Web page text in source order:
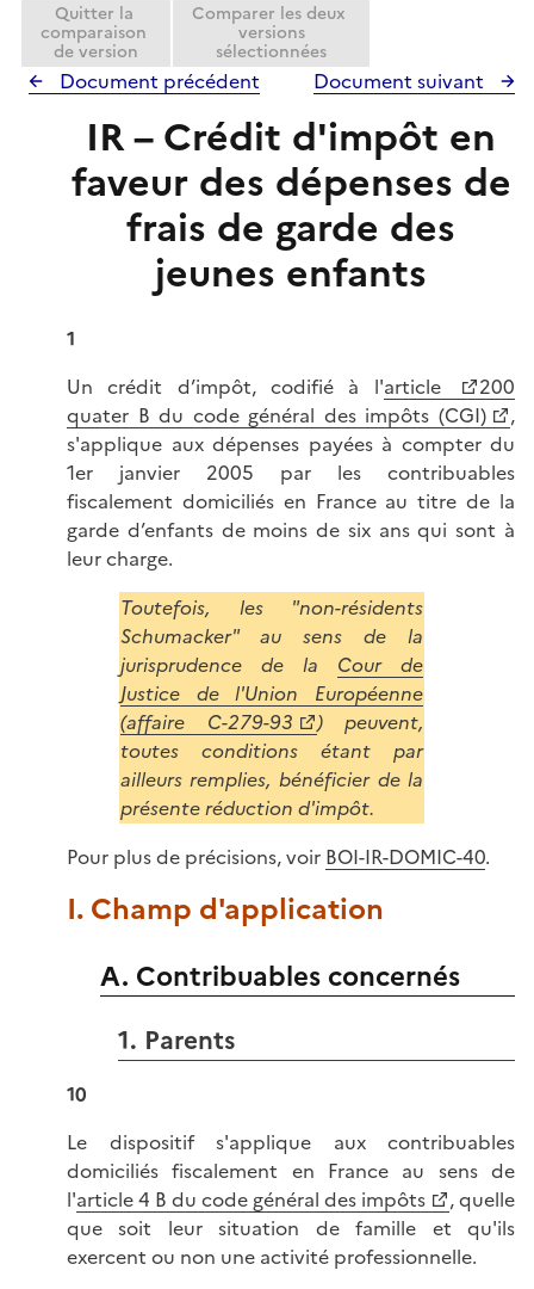
Quitter la
comparaison
de version
Comparer les deux
versions
sélectionnées
Document précédent Document suivant
IR – Crédit d'impôt en
faveur des dépenses de
frais de garde des
jeunes enfants
1
Un crédit d’impôt, codifié à l'article
200
quater B du code général des impôts (CGI)
,
s'applique aux dépenses payées à compter du
1er janvier 2005 par les contribuables
fiscalement domiciliés en France au titre de la
garde d’enfants de moins de six ans qui sont à
leur charge.
Toutefois, les "non-résidents
Schumacker" au sens de la
jurisprudence de la Cour de
Justice de l'Union Européenne
(affaire C-279-93
) peuvent,
toutes conditions étant par
ailleurs remplies, bénéficier de la
présente réduction d'impôt.
Pour plus de précisions, voir BOI-IR-DOMIC-40.
I. Champ d'application
A. Contribuables concernés
1. Parents
10
Le dispositif s'applique aux contribuables
domiciliés fiscalement en France au sens de
l'article 4 B du code général des impôts
, quelle
que soit leur situation de famille et qu'ils
exercent ou non une activité professionnelle.